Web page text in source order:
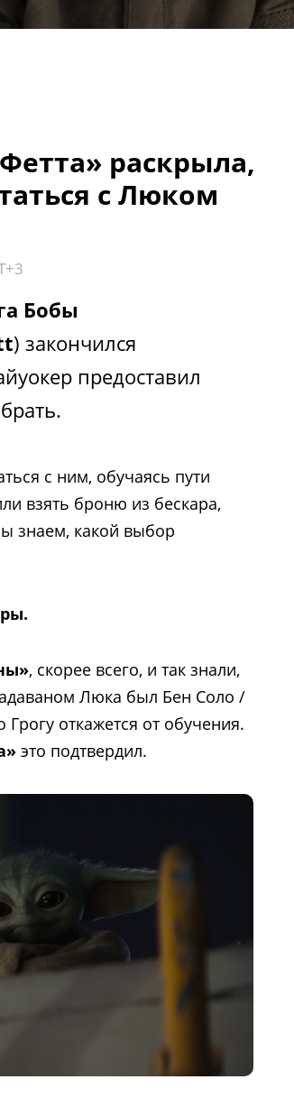
раскрыла,
с Люком
Бобы
) закончился
предоставил
с ним, обучаясь пути
взять броню из бескара,
знаем, какой выбор
, скорее всего, и так знали,
Люка был Бен Соло /
откажется от обучения.
это подтвердил.